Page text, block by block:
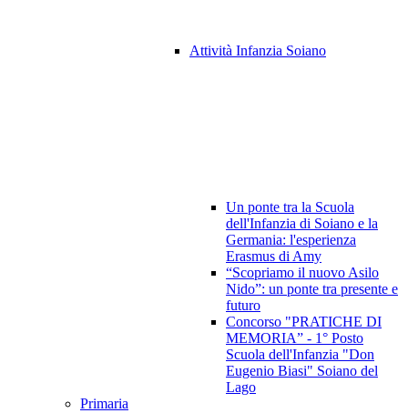
Attività Infanzia Soiano
Un ponte tra la Scuola
dell'Infanzia di Soiano e la
Germania: l'esperienza
Erasmus di Amy
“Scopriamo il nuovo Asilo
Nido”: un ponte tra presente e
futuro
Concorso "PRATICHE DI
MEMORIA” - 1° Posto
Scuola dell'Infanzia "Don
Eugenio Biasi" Soiano del
Lago
Primaria